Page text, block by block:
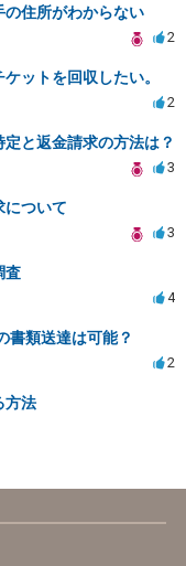
住所がわからない
2
ットを回収したい。
2
と返金請求の方法は？
3
について
3
査
4
書類送達は可能？
2
方法